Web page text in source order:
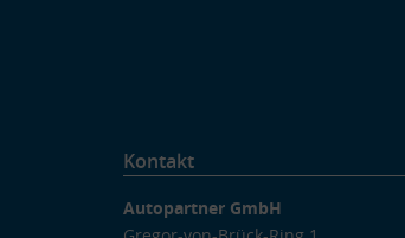
Kontakt
Autopartner GmbH